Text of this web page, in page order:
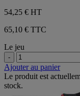
54,25 € HT
65,10 € TTC
Le jeu
-
Ajouter au panier
Le produit est
stock.